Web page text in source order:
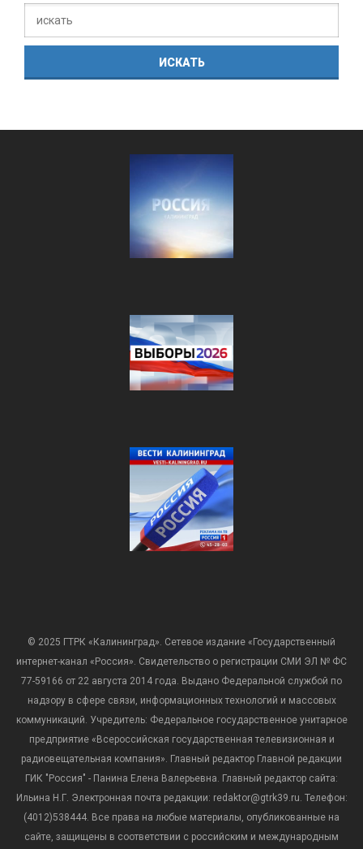
© 2025 ГТРК «Калининград». Сетевое издание «Государственный
интернет-канал «Россия». Свидетельство о регистрации СМИ ЭЛ № ФС
77-59166 от 22 августа 2014 года. Выдано Федеральной службой по
надзору в сфере связи, информационных технологий и массовых
коммуникаций. Учредитель: Федеральное государственное унитарное
предприятие «Всероссийская государственная телевизионная и
радиовещательная компания». Главный редактор Главной редакции
ГИК "Россия" - Панина Елена Валерьевна. Главный редактор сайта:
Ильина Н.Г. Электронная почта редакции: redaktor@gtrk39.ru. Телефон:
(4012)538444. Все права на любые материалы, опубликованные на
сайте, защищены в соответствии с российским и международным